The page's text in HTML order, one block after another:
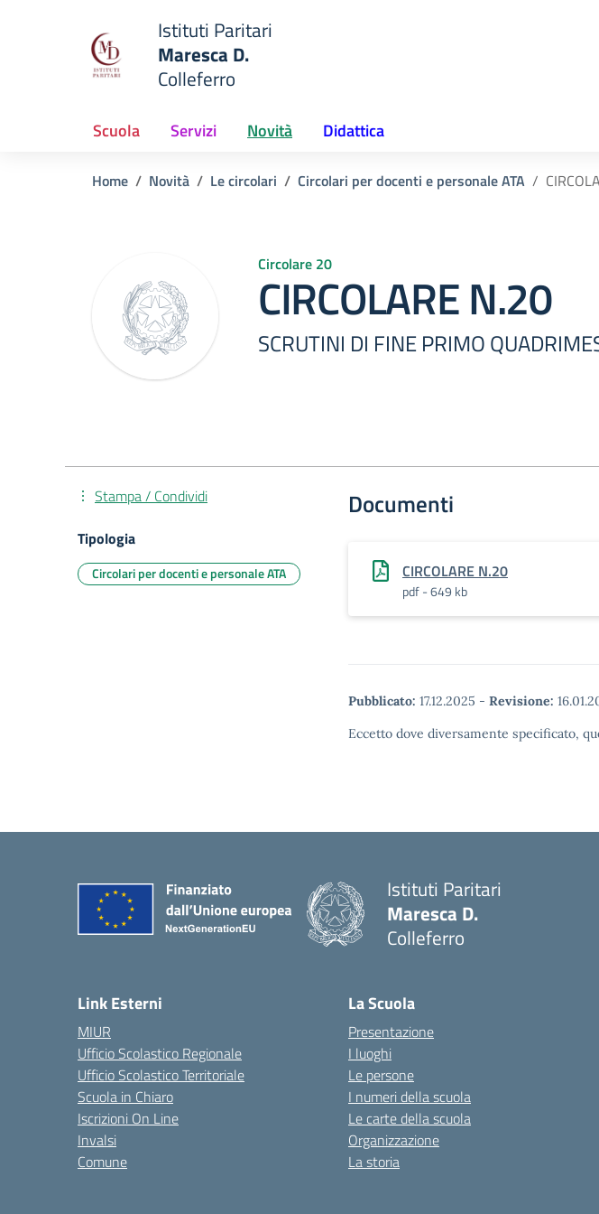
Istituti Paritari
Maresca D.
Colleferro
Scuola Servizi Novità Didattica
Home Novità Le circolari Circolari per docenti e personale ATA
Circolare 20
CIRCOLARE N.20
SCRUTINI DI FINE PRIMO
Documenti
CIRCOLARE N.20
pdf - 649 kb
Pubblicato: 17.12.2025 - Revisione:
Eccetto dove diversamente specificato,
Stampa / Condividi
Tipologia
Circolari per docenti e personale ATA
Istituti Paritari
Maresca D.
Colleferro
Link Esterni
MIUR
Ufficio Scolastico Regionale
Ufficio Scolastico Territoriale
Scuola in Chiaro
Iscrizioni On Line
Invalsi
Comune
La Scuola
Presentazione
I luoghi
Le persone
I numeri della scuola
Le carte della scuola
Organizzazione
La storia